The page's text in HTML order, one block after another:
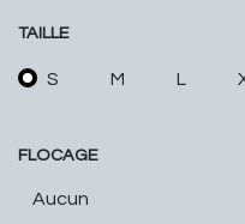
TAILLE
S M L
FLOCAGE